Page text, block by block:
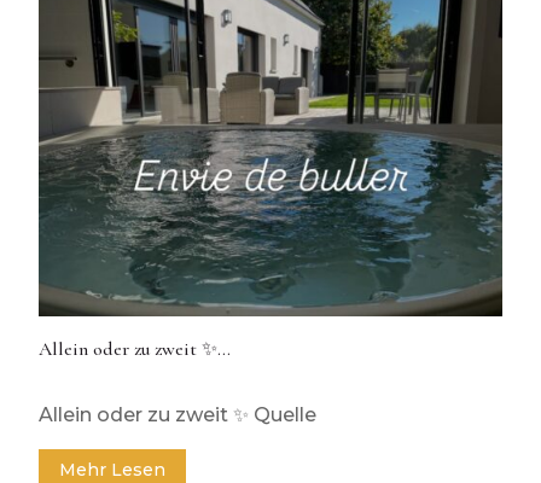
Allein oder zu zweit ✨…
Allein oder zu zweit ✨ Quelle
Mehr Lesen